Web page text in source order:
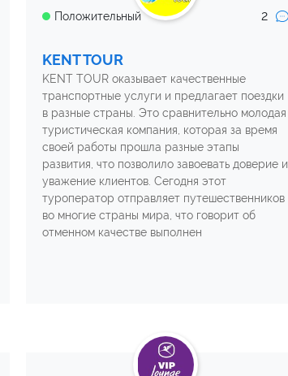
Положительный 2
KENT TOUR
KENT TOUR оказывает качественные
транспортные услуги и предлагает поездки
в разные страны. Это сравнительно молодая
туристическая компания, которая за время
своей работы прошла разные этапы
развития, что позволило завоевать доверие и
уважение клиентов. Сегодня этот
туроператор отправляет путешественников
во многие страны мира, что говорит об
отменном качестве выполнен